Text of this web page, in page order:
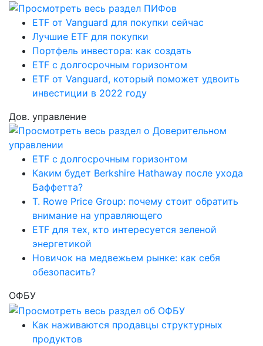
ETF от Vanguard для покупки сейчас
Лучшие ETF для покупки
Портфель инвестора: как создать
ETF с долгосрочным горизонтом
ETF от Vanguard, который поможет удвоить
инвестиции в 2022 году
Дов. управление
ETF с долгосрочным горизонтом
Каким будет Berkshire Hathaway после ухода
Баффетта?
T. Rowe Price Group: почему стоит обратить
внимание на управляющего
ETF для тех, кто интересуется зеленой
энергетикой
Новичок на медвежьем рынке: как себя
обезопасить?
ОФБУ
Как наживаются продавцы структурных
продуктов